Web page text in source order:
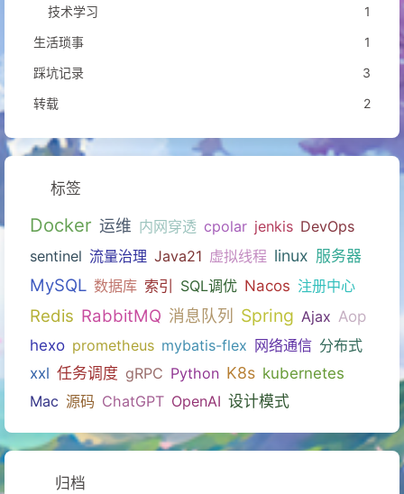
技术学习
1
生活琐事
1
踩坑记录
3
转载
2
标签
Docker 运维 内网穿透 cpolar jenkis DevOps
sentinel 流量治理 Java21 虚拟线程 linux 服务器
MySQL 数据库 索引 SQL调优 Nacos 注册中心
Redis RabbitMQ 消息队列 Spring Ajax Aop
hexo prometheus mybatis-flex 网络通信 分布式
xxl 任务调度 gRPC Python K8s kubernetes
Mac 源码 ChatGPT OpenAI 设计模式
归档